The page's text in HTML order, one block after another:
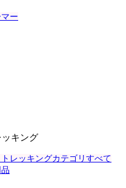
ー
キング
レッキングカテゴリすべて